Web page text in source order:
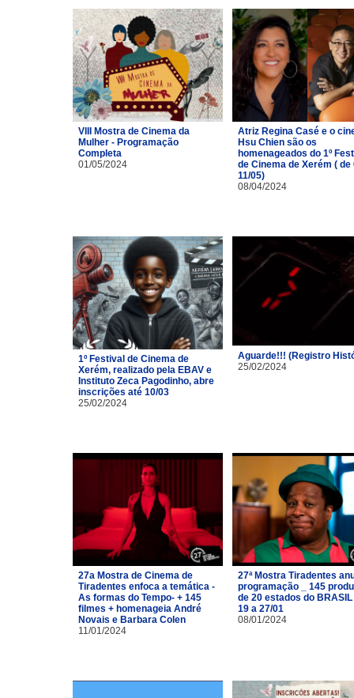
VIII Mostra de Cinema da
Mulher - Programação
Completa
01/05/2024
Atriz Regina Casé e o
Hsu Chien são os
homenageados do 1º
de Cinema de Xerém ( de
11/05)
08/04/2024
1º Festival de Cinema de
Xerém, realizado pela EBAV e
Instituto Zeca Pagodinho, abre
inscrições até 10/03
25/02/2024
Aguarde!!! (Registro
25/02/2024
27a Mostra de Cinema de
Tiradentes enfoca a temática -
As formas do Tempo- + 145
filmes + homenageia André
Novais e Barbara Colen
11/01/2024
27ª Mostra Tiradentes
programação _ 145
de 20 estados do BRASIL
19 a 27/01
08/01/2024